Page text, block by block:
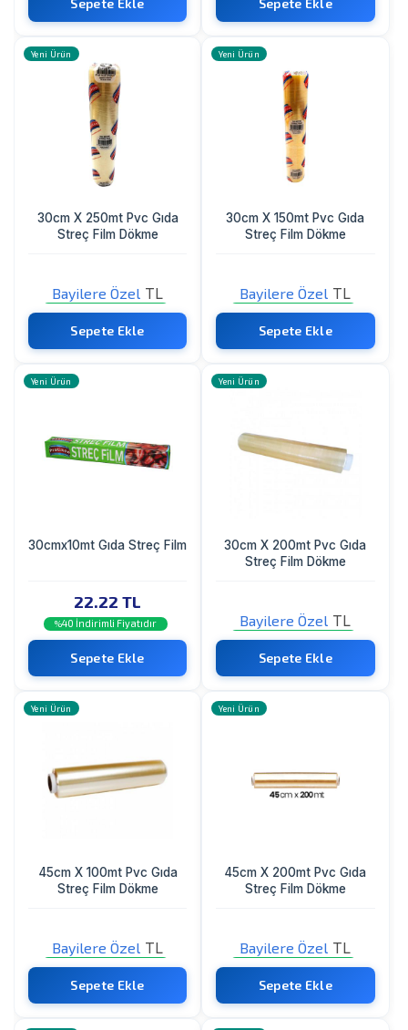
30cm X 250mt Pvc Gıda
Streç Film Dökme
Bayilere Özel TL
Yeni Ürün
Sepete Ekle
30cm X 150mt Pvc Gıda
Streç Film Dökme
Bayilere Özel TL
Yeni Ürün
Sepete Ekle
30cmx10mt Gıda Streç Film
22.22 TL
%40 İndirimli Fiyatıdır
Yeni Ürün
Sepete Ekle
30cm X 200mt Pvc Gıda
Streç Film Dökme
Bayilere Özel TL
Yeni Ürün
Sepete Ekle
45cm X 100mt Pvc Gıda
Streç Film Dökme
Bayilere Özel TL
Yeni Ürün
Sepete Ekle
45cm X 200mt Pvc Gıda
Streç Film Dökme
Bayilere Özel TL
Yeni Ürün
Sepete Ekle